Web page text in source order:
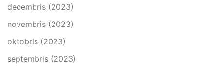
decembris (2023)
novembris (2023)
oktobris (2023)
septembris (2023)